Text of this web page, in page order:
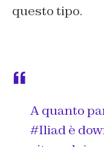
questo tipo.
A quanto
#Iliadè